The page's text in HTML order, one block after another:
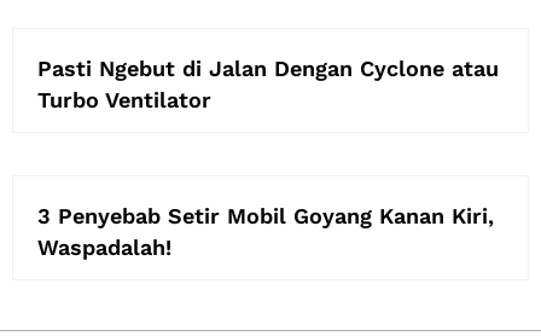
Pasti Ngebut di Jalan Dengan Cyclone atau
Turbo Ventilator
3 Penyebab Setir Mobil Goyang Kanan Kiri,
Waspadalah!